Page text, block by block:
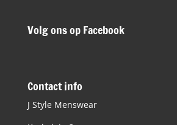
Volg ons op Facebook
Contact info
J Style Menswear